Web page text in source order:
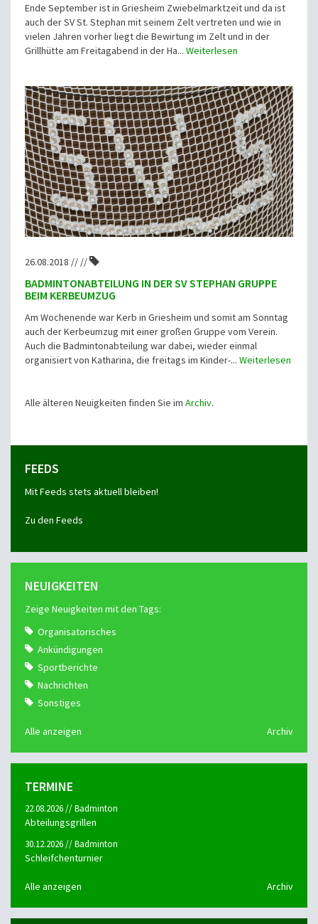
Ende September ist in Griesheim Zwiebelmarktzeit und da ist
auch der SV St. Stephan mit seinem Zelt vertreten und wie in
vielen Jahren vorher liegt die Bewirtung im Zelt und in der
Grillhütte am Freitagabend in der Ha... Weiterlesen
26.08.2018 // //
BADMINTONABTEILUNG IN DER SV STEPHAN GRUPPE
BEIM KERBEUMZUG
Am Wochenende war Kerb in Griesheim und somit am Sonntag
auch der Kerbeumzug mit einer großen Gruppe vom Verein.
Auch die Badmintonabteilung war dabei, wieder einmal
organisiert von Katharina, die freitags im Kinder-... Weiterlesen
Alle älteren Neuigkeiten finden Sie im Archiv.
FEEDS
Mit Feeds stets aktuell bleiben!
Zu den Feeds
NEUIGKEITEN
Zeige Neuigkeiten mit den Tags:
Organisatorisches
Ankündigungen
Sportberichte
Nachrichten
Sonstiges
Alle anzeigen Archiv
TERMINE
22.08.2026 // Badminton
Abteilungsgrillen
30.12.2026 // Badminton
Schleifchenturnier
Alle anzeigen Archiv